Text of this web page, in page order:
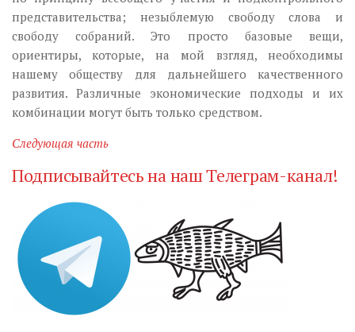
представительства; незыблемую свободу слова и
свободу собраний. Это просто базовые вещи,
ориентиры, которые, на мой взгляд, необходимы
нашему обществу для дальнейшего качественного
развития. Различные экономические подходы и их
комбинации могут быть только средством.
Следующая часть
Подписывайтесь на наш Телеграм-канал!